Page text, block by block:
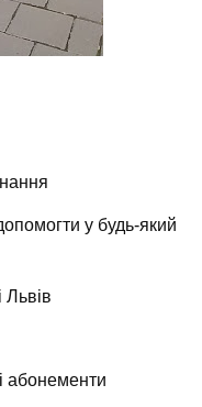
у будь-який
Львів
абонементи